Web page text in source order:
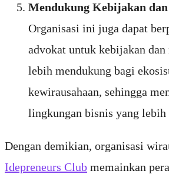
Mendukung Kebijakan dan
Organisasi ini juga dapat
advokat untuk kebijakan dan
lebih mendukung bagi
kewirausahaan, sehingga
lingkungan bisnis yang
Dengan demikian, organisasi
Idepreneurs Club memainkan